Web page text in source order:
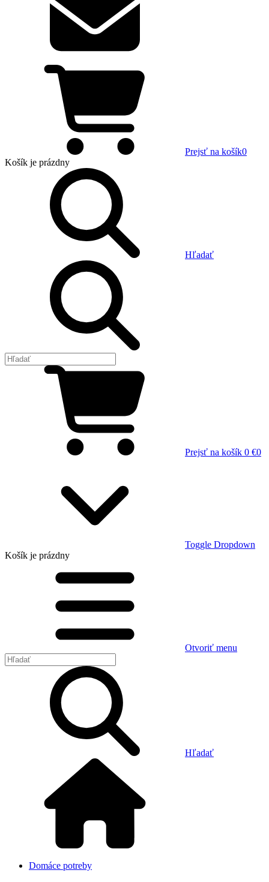
Prejsť na košík0
Košík je prázdny
Hľadať
Prejsť na košík 0 €0
Toggle Dropdown
Košík je prázdny
Otvoriť menu
Hľadať
Domáce potreby